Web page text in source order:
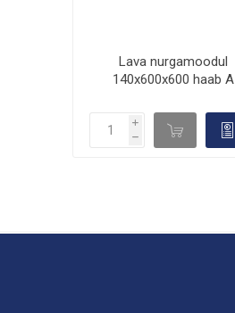
Lava nurgamoodul
140x600x600 haab A
i
h d 